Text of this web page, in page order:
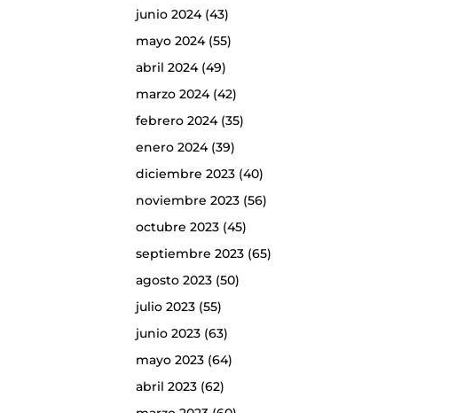
junio 2024(43)
mayo 2024(55)
abril 2024(49)
marzo 2024(42)
febrero 2024(35)
enero 2024(39)
diciembre 2023(40)
noviembre 2023(56)
octubre 2023(45)
septiembre 2023(65)
agosto 2023(50)
julio 2023(55)
junio 2023(63)
mayo 2023(64)
abril 2023(62)